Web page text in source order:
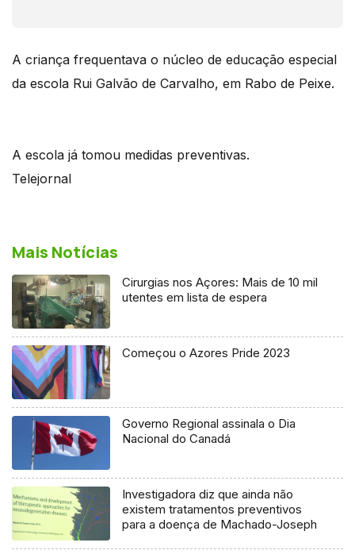
A criança frequentava o núcleo de educação especial
da escola Rui Galvão de Carvalho, em Rabo de Peixe.
A escola já tomou medidas preventivas.
Telejornal
Mais Notícias
Cirurgias nos Açores: Mais de 10 mil
utentes em lista de espera
Começou o Azores Pride 2023
Governo Regional assinala o Dia
Nacional do Canadá
Investigadora diz que ainda não
existem tratamentos preventivos
para a doença de Machado-Joseph